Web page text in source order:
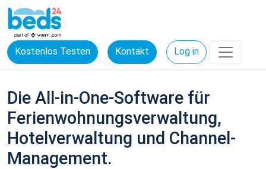
Kostenlos Testen Kontakt Log in
Die All-in-One-Software für
Ferienwohnungsverwaltung,
Hotelverwaltung und Channel-
Management.